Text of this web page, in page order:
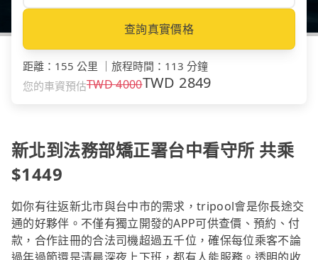
查詢真實價格
距離 ： 155 公里 旅程時間 ： 113 分鐘
您的車資預估TWD4000TWD 2849
新北到法務部矯正署台中看守所 共乘
$1449
如你有往返新北市與台中市的需求，tripool會是你長途交
通的好夥伴。不僅有獨立開發的APP可供查價、預約、付
款，合作註冊的合法司機超過五千位，確保每位乘客不論